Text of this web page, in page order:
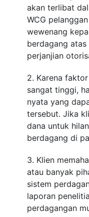
akan terlibat
WCG
wewenang
berdagang atas
perjanjian
2. Karena
sangat tinggi,
nyata yang
tersebut. Jika
dana untuk
berdagang di
3. Klien
atau banyak
sistem
laporan
perdagangan